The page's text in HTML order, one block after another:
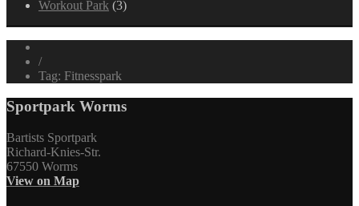
Workout Park (3)
/
Tag: Fitnesspark
Sportpark Worms
Bartists Sportpark
Richard-Knies-Str.
67550 Worms
View on Map